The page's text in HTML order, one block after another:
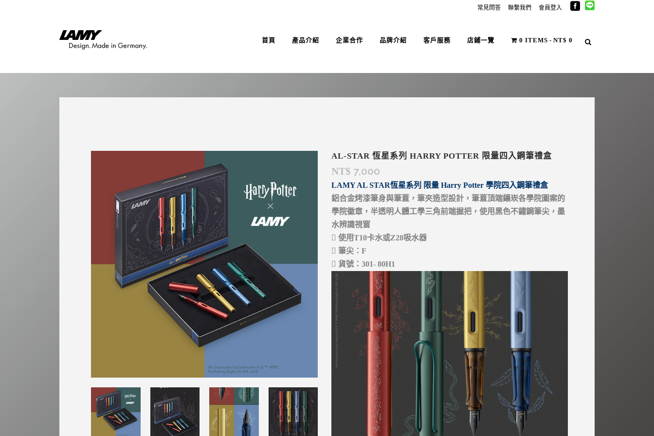
常見問答 聯繫我們 會員登入
首頁 產品介紹 企業合作 品牌介紹 客戶服務 店鋪一覽 0 ITEMS NT$ 0
AL-STAR 恆星系列 HARRY POTTER 限量四入鋼筆禮盒
NT$ 7,000
LAMY AL STAR恆星系列 限量 Harry Potter 學院四入鋼筆禮盒
鋁合金烤漆筆身與筆蓋，筆夾造型設計，筆蓋頂端鑲崁各學院圖案的
學院徽章，半透明人體工學三角前端握把，使用黑色不鏽鋼筆尖，墨
水辨識視窗
 使用T10卡水或Z28吸水器
 筆尖：F
 貨號：301- 80H1